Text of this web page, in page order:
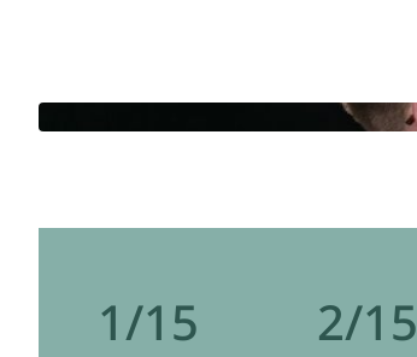
1/15 2/15